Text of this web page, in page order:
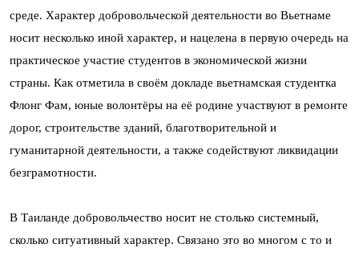
среде. Характер добровольческой деятельности во Вьетнаме
носит несколько иной характер, и нацелена в первую очередь на
практическое участие студентов в экономической жизни
страны. Как отметила в своём докладе вьетнамская студентка
Флонг Фам, юные волонтёры на её родине участвуют в ремонте
дорог, строительстве зданий, благотворительной и
гуманитарной деятельности, а также содействуют ликвидации
безграмотности.
В Таиланде добровольчество носит не столько системный,
сколько ситуативный характер. Связано это во многом с то и